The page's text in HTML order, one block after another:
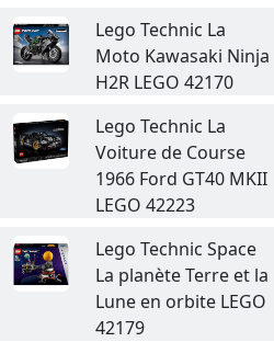
Lego Technic La
Moto Kawasaki Ninja
H2R LEGO 42170
Lego Technic La
Voiture de Course
1966 Ford GT40 MKII
LEGO 42223
Lego Technic Space
La planète Terre et la
Lune en orbite LEGO
42179